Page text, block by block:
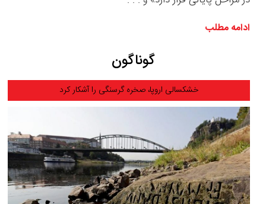
ادامه مطلب
گوناگون
خشکسالی اروپا، صخره گرسنگی را آشکار کرد